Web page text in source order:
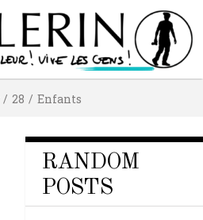
/ 28 / Enfants
RANDOM
POSTS